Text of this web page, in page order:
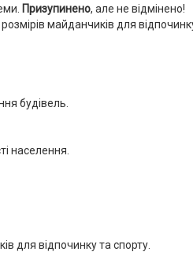
Призупинено, але не відмінено!
майданчиків для
будівель.
населення.
для відпочинку та спорту.